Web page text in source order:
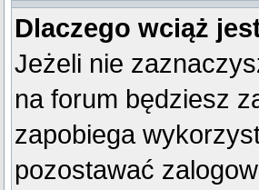
Dlaczego wciąż
Jeżeli nie
na forum będziesz
zapobiega
pozostawać